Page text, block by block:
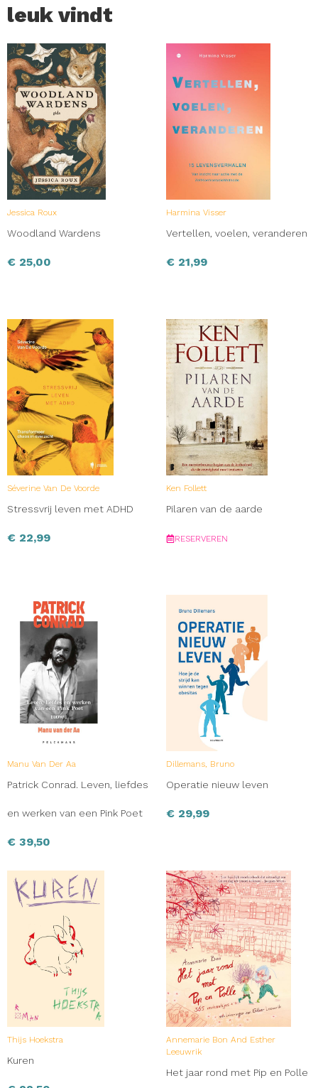
leuk vindt
Jessica Roux
Woodland Wardens
€ 25,00
Harmina Visser
Vertellen, voelen, veranderen
€ 21,99
Séverine Van De Voorde
Stressvrij leven met ADHD
€ 22,99
Ken Follett
Pilaren van de aarde
RESERVEREN
Manu Van Der Aa
Patrick Conrad. Leven, liefdes
en werken van een Pink Poet
€ 39,50
Dillemans, Bruno
Operatie nieuw leven
€ 29,99
Thijs Hoekstra
Kuren
Annemarie Bon And Esther
Leeuwrik
Het jaar rond met Pip en Polle